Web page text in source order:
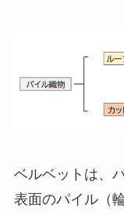
ベルベットは、
表面のパイル（